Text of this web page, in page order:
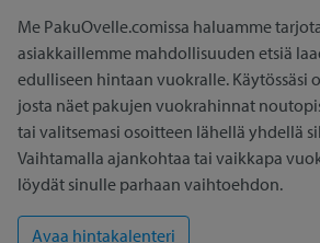
Me PakuOvelle.comissa haluamme
asiakkaillemme mahdollisuuden etsiä
edulliseen hintaan vuokralle. Käytössäsi
josta näet pakujen vuokrahinnat
tai valitsemasi osoitteen lähellä yhdellä
Vaihtamalla ajankohtaa tai vaikkapa
löydät sinulle parhaan vaihtoehdon.